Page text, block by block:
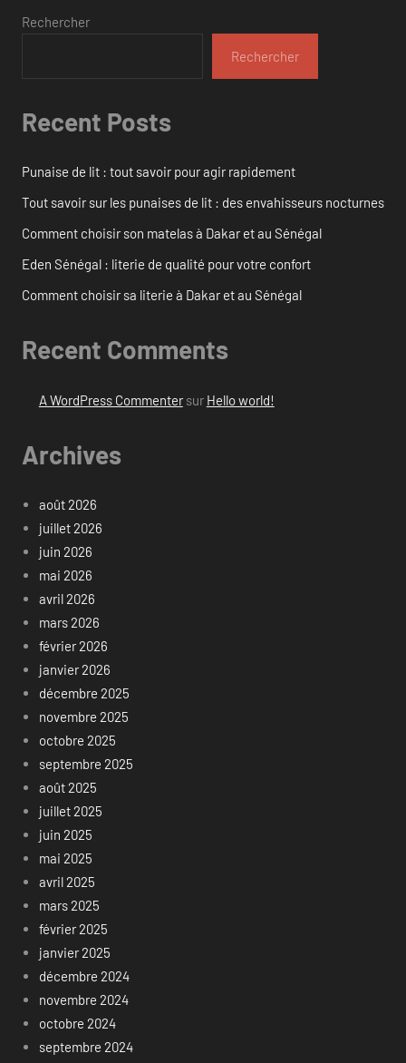
Rechercher
Rechercher
Recent Posts
Punaise de lit : tout savoir pour agir rapidement
Tout savoir sur les punaises de lit : des envahisseurs nocturnes
Comment choisir son matelas à Dakar et au Sénégal
Eden Sénégal : literie de qualité pour votre confort
Comment choisir sa literie à Dakar et au Sénégal
Recent Comments
A WordPress Commentersur Hello world!
Archives
août 2026
juillet 2026
juin 2026
mai 2026
avril 2026
mars 2026
février 2026
janvier 2026
décembre 2025
novembre 2025
octobre 2025
septembre 2025
août 2025
juillet 2025
juin 2025
mai 2025
avril 2025
mars 2025
février 2025
janvier 2025
décembre 2024
novembre 2024
octobre 2024
septembre 2024